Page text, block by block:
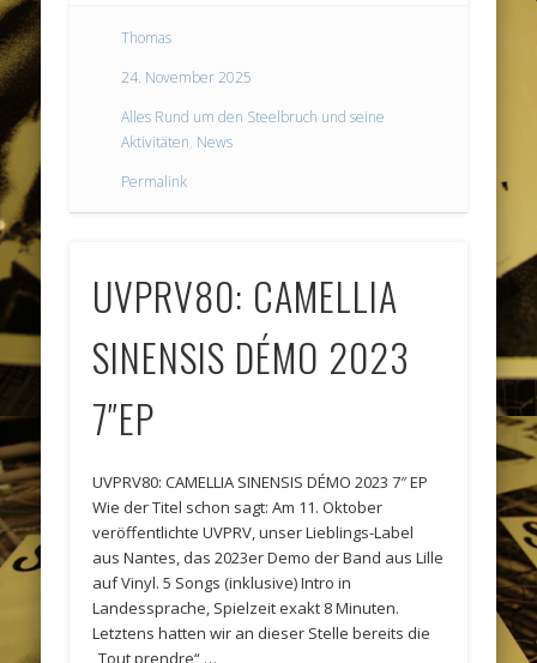
Thomas
24. November 2025
Alles Rund um den Steelbruch und seine
Aktivitäten, News
Permalink
UVPRV80: CAMELLIA
SINENSIS DÉMO 2023
7″EP
UVPRV80: CAMELLIA SINENSIS DÉMO 2023 7″ EP
Wie der Titel schon sagt: Am 11. Oktober
veröffentlichte UVPRV, unser Lieblings-Label
aus Nantes, das 2023er Demo der Band aus Lille
auf Vinyl. 5 Songs (inklusive) Intro in
Landessprache, Spielzeit exakt 8 Minuten.
Letztens hatten wir an dieser Stelle bereits die
„Tout prendre“ …